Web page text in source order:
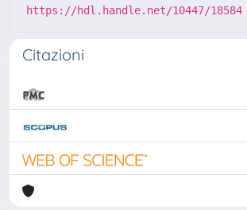
https://hdl.handle.net/10447/18584
Citazioni